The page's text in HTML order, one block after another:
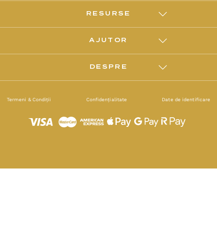
RESURSE
AJUTOR
DESPRE
Termeni & Condiții Confidențialitate Date de identificare